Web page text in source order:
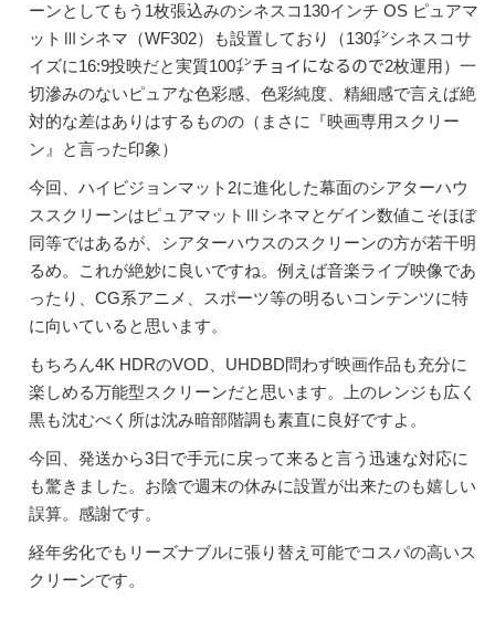
ーンとしてもう1枚張込みのシネスコ130インチ OS ピュアマ
ットⅢシネマ（WF302）も設置しており（130㌅シネスコサ
イズに16:9投映だと実質100㌅チョイになるので2枚運用）一
切滲みのないピュアな色彩感、色彩純度、精細感で言えば絶
対的な差はありはするものの（まさに『映画専用スクリー
ン』と言った印象）
今回、ハイビジョンマット2に進化した幕面のシアターハウ
ススクリーンはピュアマットⅢシネマとゲイン数値こそほぼ
同等ではあるが、シアターハウスのスクリーンの方が若干明
るめ。これが絶妙に良いですね。例えば音楽ライブ映像であ
ったり、CG系アニメ、スポーツ等の明るいコンテンツに特
に向いていると思います。
もちろん4K HDRのVOD、UHDBD問わず映画作品も充分に
楽しめる万能型スクリーンだと思います。上のレンジも広く
黒も沈むべく所は沈み暗部階調も素直に良好ですよ。
今回、発送から3日で手元に戻って来ると言う迅速な対応に
も驚きました。お陰で週末の休みに設置が出来たのも嬉しい
誤算。感謝です。
経年劣化でもリーズナブルに張り替え可能でコスパの高いス
クリーンです。